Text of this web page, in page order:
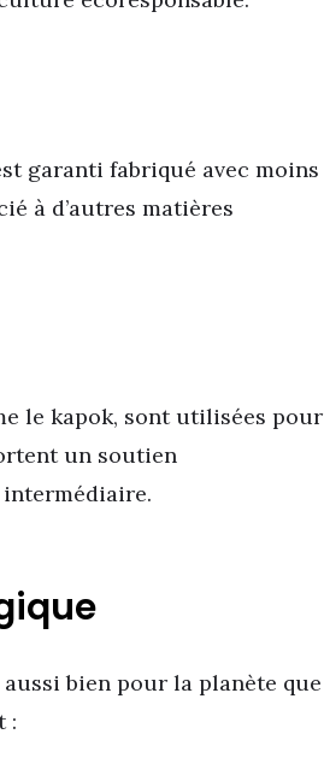
garanti fabriqué avec moins
à d’autres matières
le kapok, sont utilisées pour
un soutien
bien pour la planète que
: